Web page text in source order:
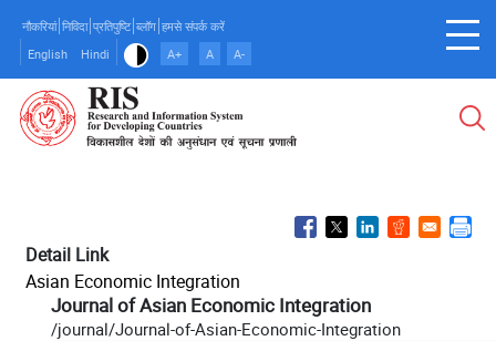
main
content
नौकरियां निविदा प्रतिपुष्टि ब्लॉग हमसे संपर्क करें
English
Hindi A+ A A-
Detail Link
Asian Economic Integration
Journal of Asian Economic Integration
/journal/Journal-of-Asian-Economic-Integration